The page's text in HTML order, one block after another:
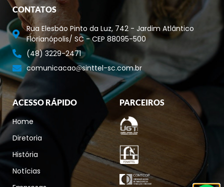
CONTATOS
Rua Elesbão Pinto da Luz, 742 - Jardim Atlântico
Florianópolis/ SC - CEP 88095-500
(48) 3229-2471
comunicacao
sinttel-sc.com.br
ACESSO RÁPIDO
Home
Diretoria
História
Notícias
PARCEIROS